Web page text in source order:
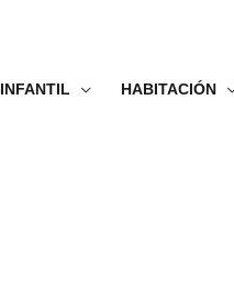
INFANTIL HABITACIÓN